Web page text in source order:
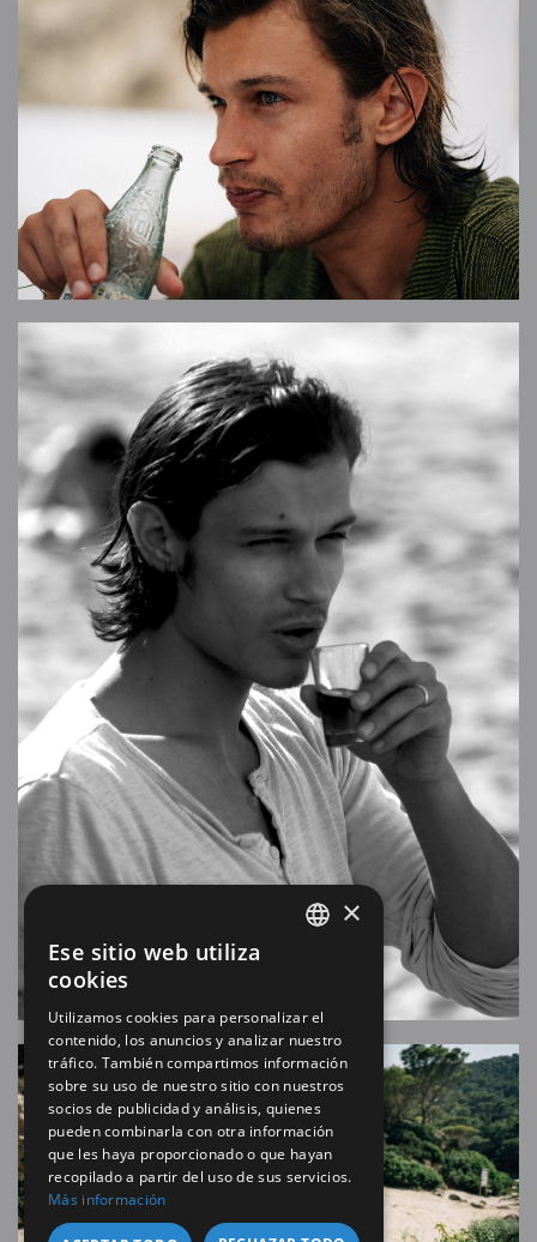
×
Ese sitio web utiliza
cookies
Utilizamos cookies para personalizar el
contenido, los anuncios y analizar nuestro
tráfico. También compartimos información
sobre su uso de nuestro sitio con nuestros
socios de publicidad y análisis, quienes
pueden combinarla con otra información
que les haya proporcionado o que hayan
recopilado a partir del uso de sus servicios.
Más información